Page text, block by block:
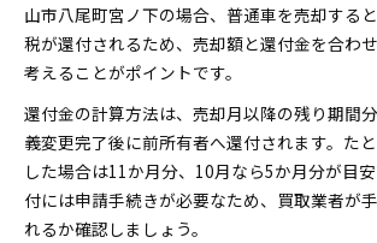
山市八尾町宮ノ下の場合、普通車を売却する
税が還付されるため、売却額と還付金を合わ
考えることがポイントです。
還付金の計算方法は、売却月以降の残り期間
義変更完了後に前所有者へ還付されます。た
した場合は11か月分、10月なら5か月分が目
付には申請手続きが必要なため、買取業者が
れるか確認しましょう。